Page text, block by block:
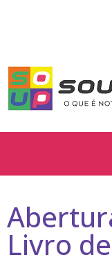
Livro